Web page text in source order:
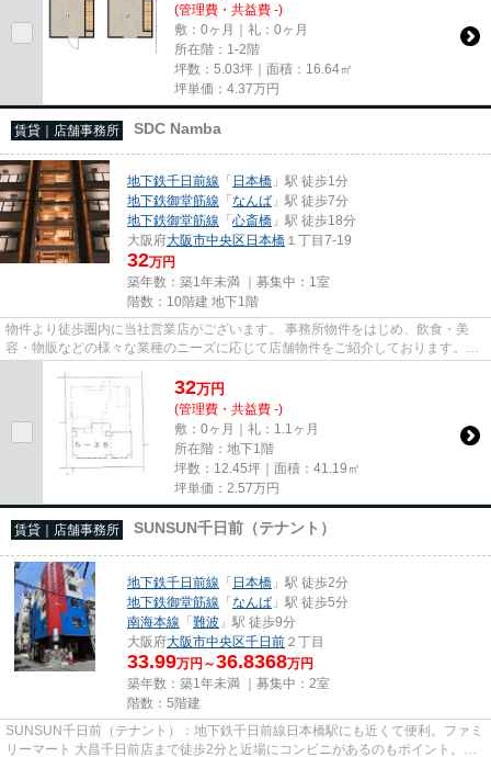
(管理費・共益費 -)
敷：0ヶ月｜礼：0ヶ月
所在階：1-2階
坪数：5.03坪｜面積：16.64㎡
坪単価： 4.37万円
賃貸｜店舗事務所 SDC Namba
地下鉄千日前線 「 日本橋 」駅 徒歩1分
地下鉄御堂筋線 「なんば 」駅 徒歩7分
地下鉄御堂筋線 「心斎橋 」駅 徒歩18分
大阪府大阪市中央区日本橋 １丁目7-19
32万円
築年数：築1年未満 ｜募集中： 1室
階数：10階建 地下1階
物件より徒歩圏内に当社営業店がございます。 事務所物件をはじめ、飲食・美
容・物販などの様々な業種のニーズに応じて店舗物件をご紹介しております。
尚、弊社ではおとり広告は一切...
32万円
(管理費・共益費 -)
敷：0ヶ月｜礼：1.1ヶ月
所在階：地下1階
坪数：12.45坪｜面積：41.19㎡
坪単価： 2.57万円
賃貸｜店舗事務所 SUNSUN千日前（テナント）
地下鉄千日前線 「 日本橋 」駅 徒歩2分
地下鉄御堂筋線 「なんば 」駅 徒歩5分
南海本線 「難波 」駅 徒歩9分
大阪府大阪市中央区千日前 ２丁目
33.99万円～36.8368万円
築年数：築1年未満 ｜募集中： 2室
階数：5階建
SUNSUN千日前（テナント）：地下鉄千日前線日本橋駅にも近くて便利。ファミ
リーマート 大昌千日前店まで徒歩2分と近場にコンビニがあるのもポイント。こ